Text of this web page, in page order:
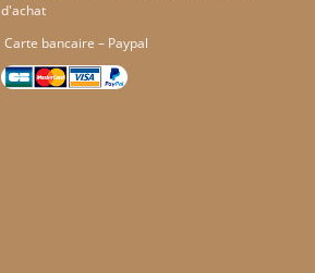
d'achat
Carte bancaire – Paypal